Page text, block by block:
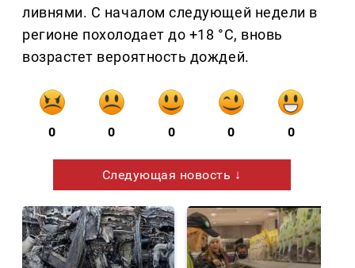
ливнями. С началом следующей недели в
регионе похолодает до +18 °C, вновь
возрастет вероятность дождей.
0 0 0 0 0
Следующая новость ↓